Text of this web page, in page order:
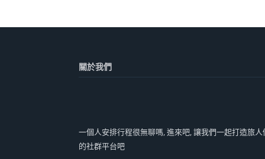
關於我們
一個人安排行程很無聊嗎, 進來吧, 讓我們一起打造旅人
的社群平台吧